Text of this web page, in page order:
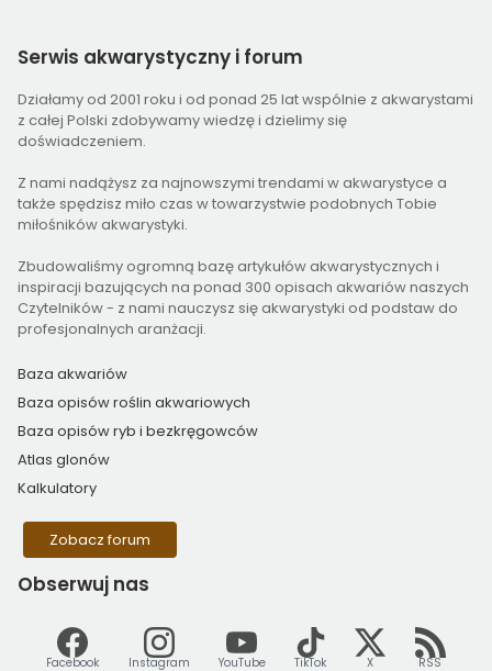
Serwis akwarystyczny i forum
Działamy od 2001 roku i od ponad 25 lat wspólnie z akwarystami
z całej Polski zdobywamy wiedzę i dzielimy się
doświadczeniem.
Z nami nadążysz za najnowszymi trendami w akwarystyce a
także spędzisz miło czas w towarzystwie podobnych Tobie
miłośników akwarystyki.
Zbudowaliśmy ogromną bazę artykułów akwarystycznych i
inspiracji bazujących na ponad 300 opisach akwariów naszych
Czytelników - z nami nauczysz się akwarystyki od podstaw do
profesjonalnych aranżacji.
Baza akwariów
Baza opisów roślin akwariowych
Baza opisów ryb i bezkręgowców
Atlas glonów
Kalkulatory
Zobacz forum
Obserwuj nas
Facebook Instagram YouTube TikTok X RSS